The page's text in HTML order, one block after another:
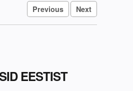
Previous Next
EESTIST